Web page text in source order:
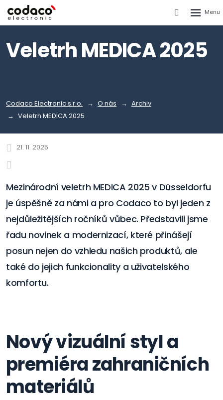
menu
Veletrh MEDICA 2025
Codaco Electronic s.r.o. O nás
Archiv
Veletrh MEDICA 2025
21. 11. 2025
Mezinárodní veletrh MEDICA 2025 v Düsseldorfu
je úspěšně za námi a pro Codaco to byl jeden z
nejdůležitějších ročníků vůbec. Představili jsme
řadu novinek a modernizací, které přinášejí
posun nejen do vzhledu našich produktů, ale
také do jejich funkcionality a uživatelského
komfortu.
Nový vizuální styl a
premiéra zahraničních
materiálů